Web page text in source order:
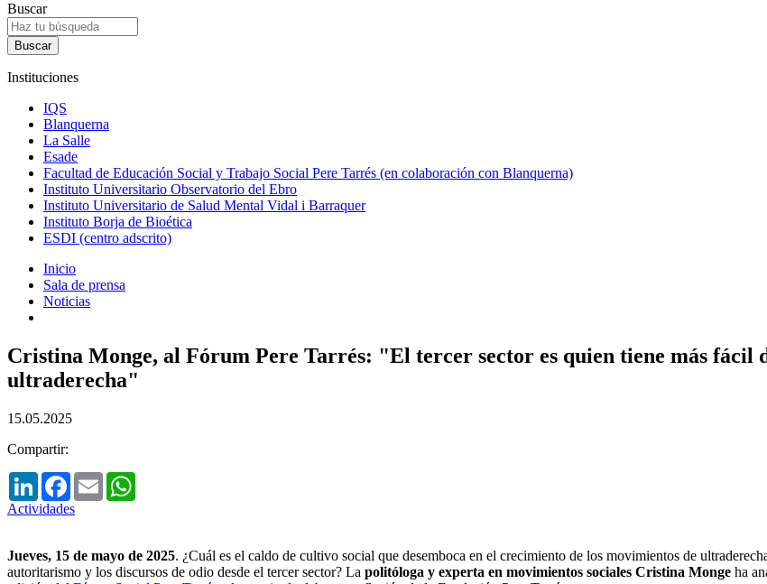
Buscar
Instituciones
IQS
Blanquerna
La Salle
Esade
Facultad de Educación Social y Trabajo Social Pere Tarrés (en colaboración con Blanquerna)
Instituto Universitario Observatorio del Ebro
Instituto Universitario de Salud Mental Vidal i Barraquer
Instituto Borja de Bioética
ESDI (centro adscrito)
Inicio
Sala de prensa
Noticias
Cristina Monge, al Fórum Pere Tarrés: "El tercer sector es quien tiene más fácil
ultraderecha"
15.05.2025
Compartir:
LinkedInFacebook
Email
Actividades
Jueves, 15 de mayo de 2025. ¿Cuál es el caldo de cultivo social que desemboca en el crecimiento de los movimientos de
autoritarismo y los discursos de odio desde el tercer sector? La politóloga y experta en movimientos sociales Cristina Monge ha